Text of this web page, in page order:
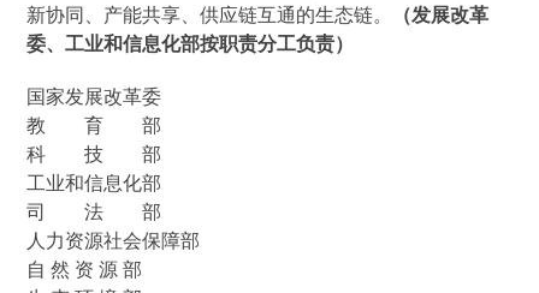
新协同、产能共享、供应链互通的生态链。
（发展改革
委、工业和信息化部按职责分工负责）
国家发展改革委
教 育 部
科 技 部
工业和信息化部
司 法 部
人力资源社会保障部
自 然 资 源 部